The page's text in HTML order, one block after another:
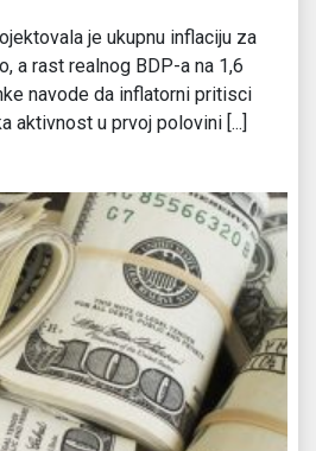
je ukupnu inflaciju za
a rast realnog BDP-a na 1,6
navode da inflatorni pritisci
aktivnost u prvoj polovini [...]